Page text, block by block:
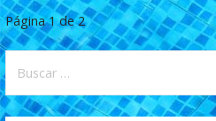
k p
Navegación
por
Entrada
Página 1 de 2
Buscar: